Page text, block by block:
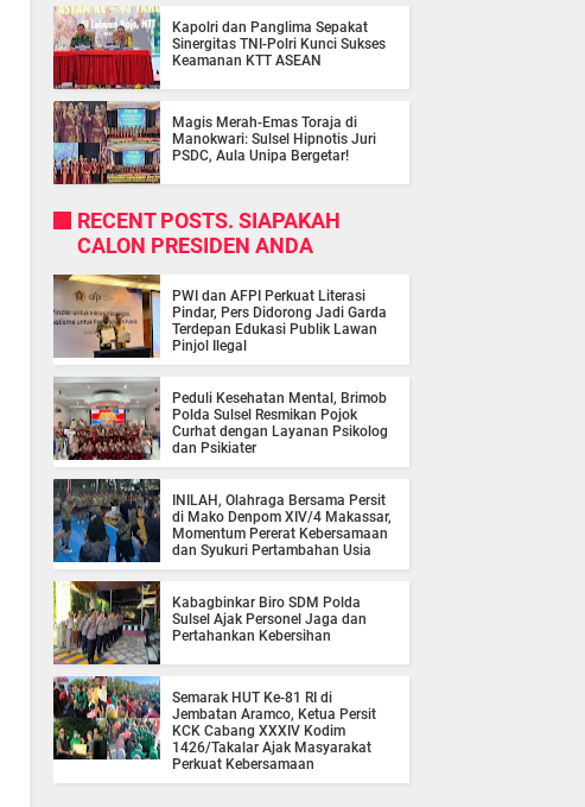
Kapolri dan Panglima Sepakat
Sinergitas TNI-Polri Kunci Sukses
Keamanan KTT ASEAN
Magis Merah-Emas Toraja di
Manokwari: Sulsel Hipnotis Juri
PSDC, Aula Unipa Bergetar!
RECENT POSTS. SIAPAKAH
CALON PRESIDEN ANDA
PWI dan AFPI Perkuat Literasi
Pindar, Pers Didorong Jadi Garda
Terdepan Edukasi Publik Lawan
Pinjol Ilegal
Peduli Kesehatan Mental, Brimob
Polda Sulsel Resmikan Pojok
Curhat dengan Layanan Psikolog
dan Psikiater
INILAH, Olahraga Bersama Persit
di Mako Denpom XIV/4 Makassar,
Momentum Pererat Kebersamaan
dan Syukuri Pertambahan Usia
Kabagbinkar Biro SDM Polda
Sulsel Ajak Personel Jaga dan
Pertahankan Kebersihan
Semarak HUT Ke-81 RI di
Jembatan Aramco, Ketua Persit
KCK Cabang XXXIV Kodim
1426/Takalar Ajak Masyarakat
Perkuat Kebersamaan